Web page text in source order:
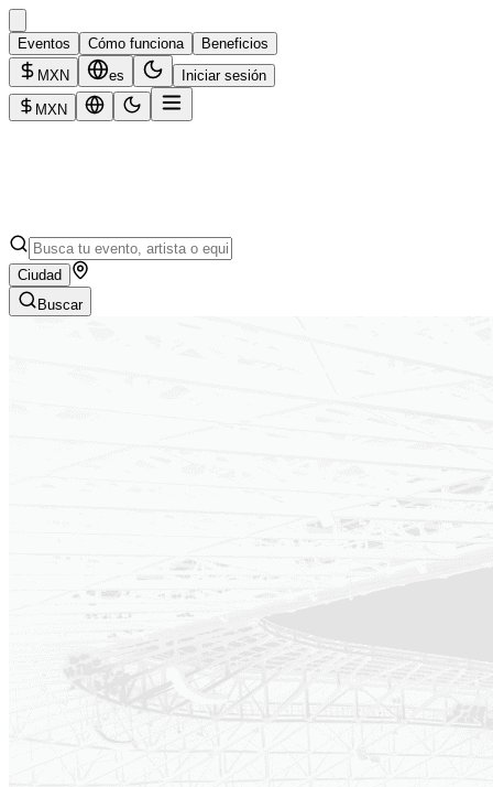
Eventos Cómo funciona
Beneficios
MXN
es Iniciar sesión
MXN
Ciudad
Buscar